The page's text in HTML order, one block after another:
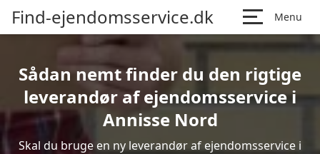
Find-ejendomsservice.dk Menu
Sådan nemt finder du den rigtige
leverandør af ejendomsservice i
Annisse Nord
Skal du bruge en ny leverandør af ejendomsservice i